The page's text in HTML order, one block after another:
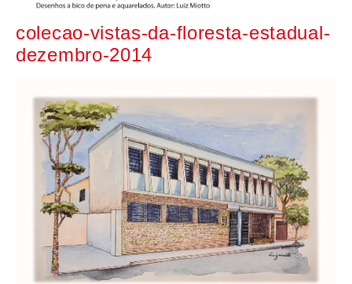
colecao-vistas-da-floresta-estadual-
dezembro-2014